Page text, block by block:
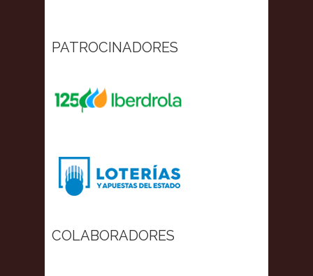
PATROCINADORES
COLABORADORES